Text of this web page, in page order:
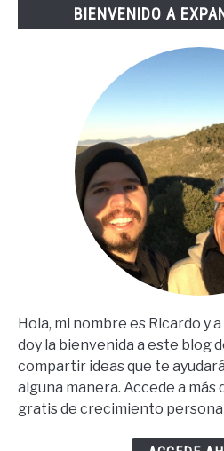
Steps
BIENVENIDO A
Hola, mi nombre es Ricardo y
doy la bienvenida a este blog
compartir ideas que te
alguna manera. Accede a más
gratis de crecimiento